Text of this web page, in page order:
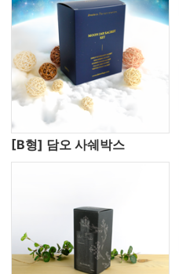
[B형] 담오 사쉐박스